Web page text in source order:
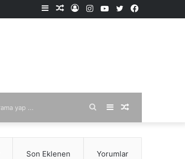
Facebook
X
YouTube
Instagram
Kayıt
Rastgele
Kenar
Rastgele
Makale
Kenar
Bölmesi
Arama
yap
Son Eklenen Yorumlar